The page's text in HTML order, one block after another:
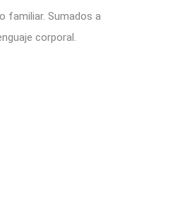
familiar. Sumados a
corporal.